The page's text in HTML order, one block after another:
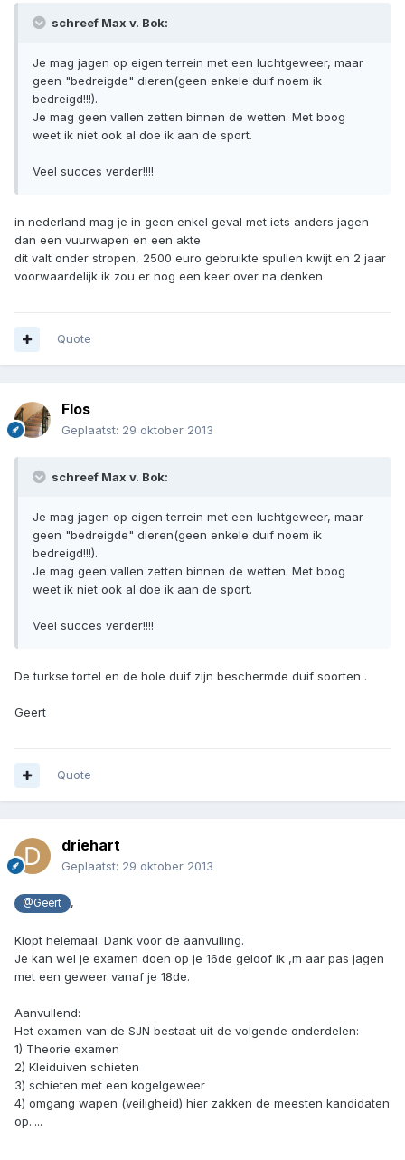
schreef Max v. Bok:
Je mag jagen op eigen terrein met een luchtgeweer, maar
geen "bedreigde" dieren(geen enkele duif noem ik
bedreigd!!!).
Je mag geen vallen zetten binnen de wetten. Met boog
weet ik niet ook al doe ik aan de sport.
Veel succes verder!!!!
in nederland mag je in geen enkel geval met iets anders jagen
dan een vuurwapen en een akte
dit valt onder stropen, 2500 euro gebruikte spullen kwijt en 2 jaar
voorwaardelijk ik zou er nog een keer over na denken
Quote
Flos
Geplaatst: 29 oktober 2013
schreef Max v. Bok:
Je mag jagen op eigen terrein met een luchtgeweer, maar
geen "bedreigde" dieren(geen enkele duif noem ik
bedreigd!!!).
Je mag geen vallen zetten binnen de wetten. Met boog
weet ik niet ook al doe ik aan de sport.
Veel succes verder!!!!
De turkse tortel en de hole duif zijn beschermde duif soorten .
Geert
Quote
driehart
Geplaatst: 29 oktober 2013
@Geert ,
Klopt helemaal. Dank voor de aanvulling.
Je kan wel je examen doen op je 16de geloof ik ,m aar pas jagen
met een geweer vanaf je 18de.
Aanvullend:
Het examen van de SJN bestaat uit de volgende onderdelen:
1) Theorie examen
2) Kleiduiven schieten
3) schieten met een kogelgeweer
4) omgang wapen (veiligheid) hier zakken de meesten kandidaten
op.....